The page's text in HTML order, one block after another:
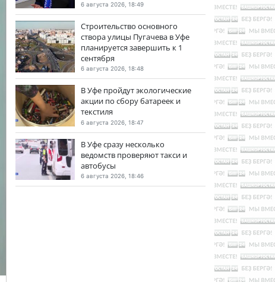
6 августа 2026, 18:49
Строительство основного
створа улицы Пугачева в Уфе
планируется завершить к 1
сентября
6 августа 2026, 18:48
В Уфе пройдут экологические
акции по сбору батареек и
текстиля
6 августа 2026, 18:47
В Уфе сразу несколько
ведомств проверяют такси и
автобусы
6 августа 2026, 18:46